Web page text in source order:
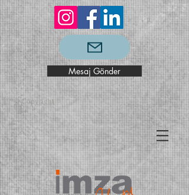
Mesaj Gönder
™© Copyright